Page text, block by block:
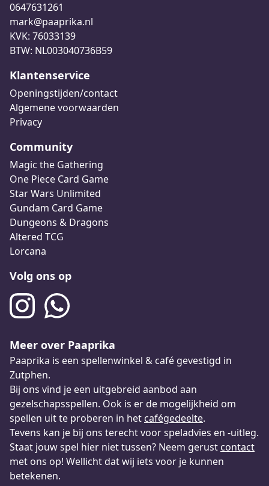
0647631261
mark@paaprika.nl
KVK: 76033139
BTW: NL003040736B59
Klantenservice
Openingstijden/contact
Algemene voorwaarden
Privacy
Community
Magic the Gathering
One Piece Card Game
Star Wars Unlimited
Gundam Card Game
Dungeons & Dragons
Altered TCG
Lorcana
Volg ons op
Meer over Paaprika
Paaprika is een spellenwinkel & café gevestigd in
Zutphen.
Bij ons vind je een uitgebreid aanbod aan
gezelschapsspellen. Ook is er de mogelijkheid om
spellen uit te proberen in het cafégedeelte.
Tevens kan je bij ons terecht voor speladvies en -uitleg.
Staat jouw spel hier niet tussen? Neem gerust contact
met ons op! Wellicht dat wij iets voor je kunnen
betekenen.